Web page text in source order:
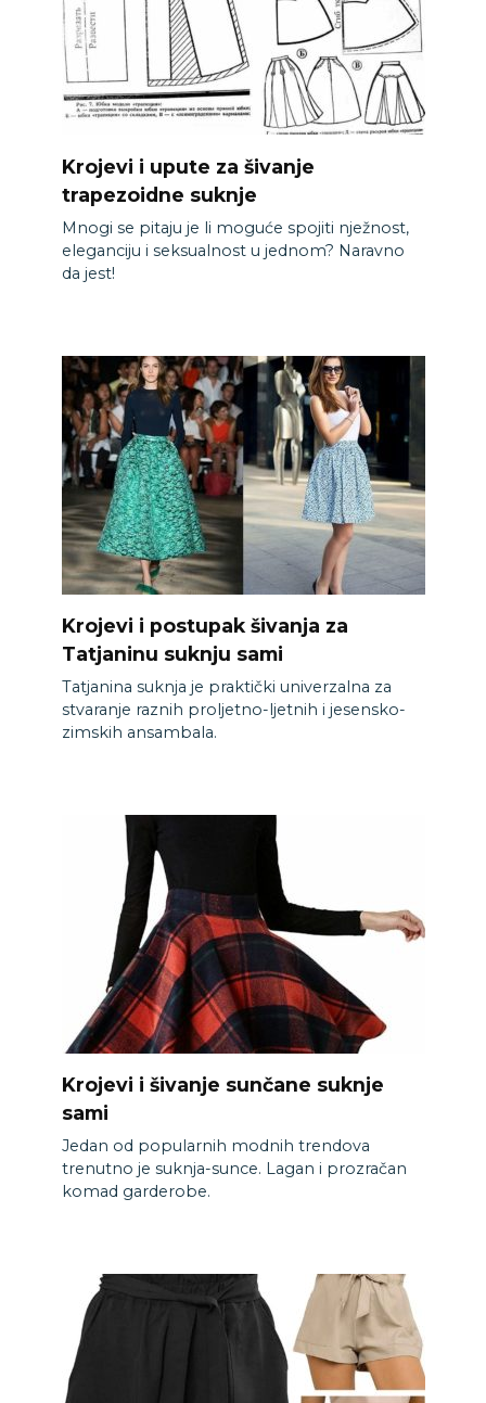
Krojevi i upute za šivanje
trapezoidne suknje
Mnogi se pitaju je li moguće spojiti nježnost,
eleganciju i seksualnost u jednom? Naravno
da jest!
Krojevi i postupak šivanja za
Tatjaninu suknju sami
Tatjanina suknja je praktički univerzalna za
stvaranje raznih proljetno-ljetnih i jesensko-
zimskih ansambala.
Krojevi i šivanje sunčane suknje
sami
Jedan od popularnih modnih trendova
trenutno je suknja-sunce. Lagan i prozračan
komad garderobe.